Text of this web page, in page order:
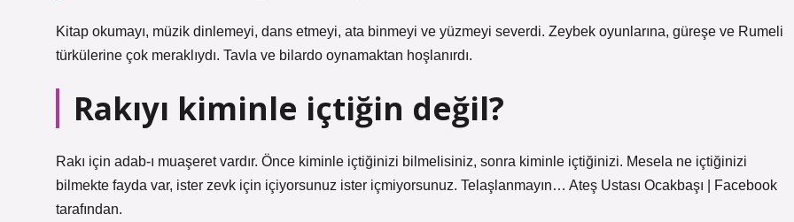
Kitap okumayı, müzik dinlemeyi, dans etmeyi, ata binmeyi ve yüzmeyi severdi. Zeybek oyunlarına, güreşe ve Rumeli
türkülerine çok meraklıydı. Tavla ve bilardo oynamaktan hoşlanırdı.
Rakıyı kiminle içtiğin değil?
Rakı için adab-ı muaşeret vardır. Önce kiminle içtiğinizi bilmelisiniz, sonra kiminle içtiğinizi. Mesela ne içtiğinizi
bilmekte fayda var, ister zevk için içiyorsunuz ister içmiyorsunuz. Telaşlanmayın… Ateş Ustası Ocakbaşı | Facebook
tarafından.